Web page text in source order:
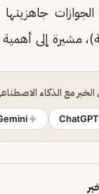
مشيرة إلى
مع الذكاء
ChatGPT